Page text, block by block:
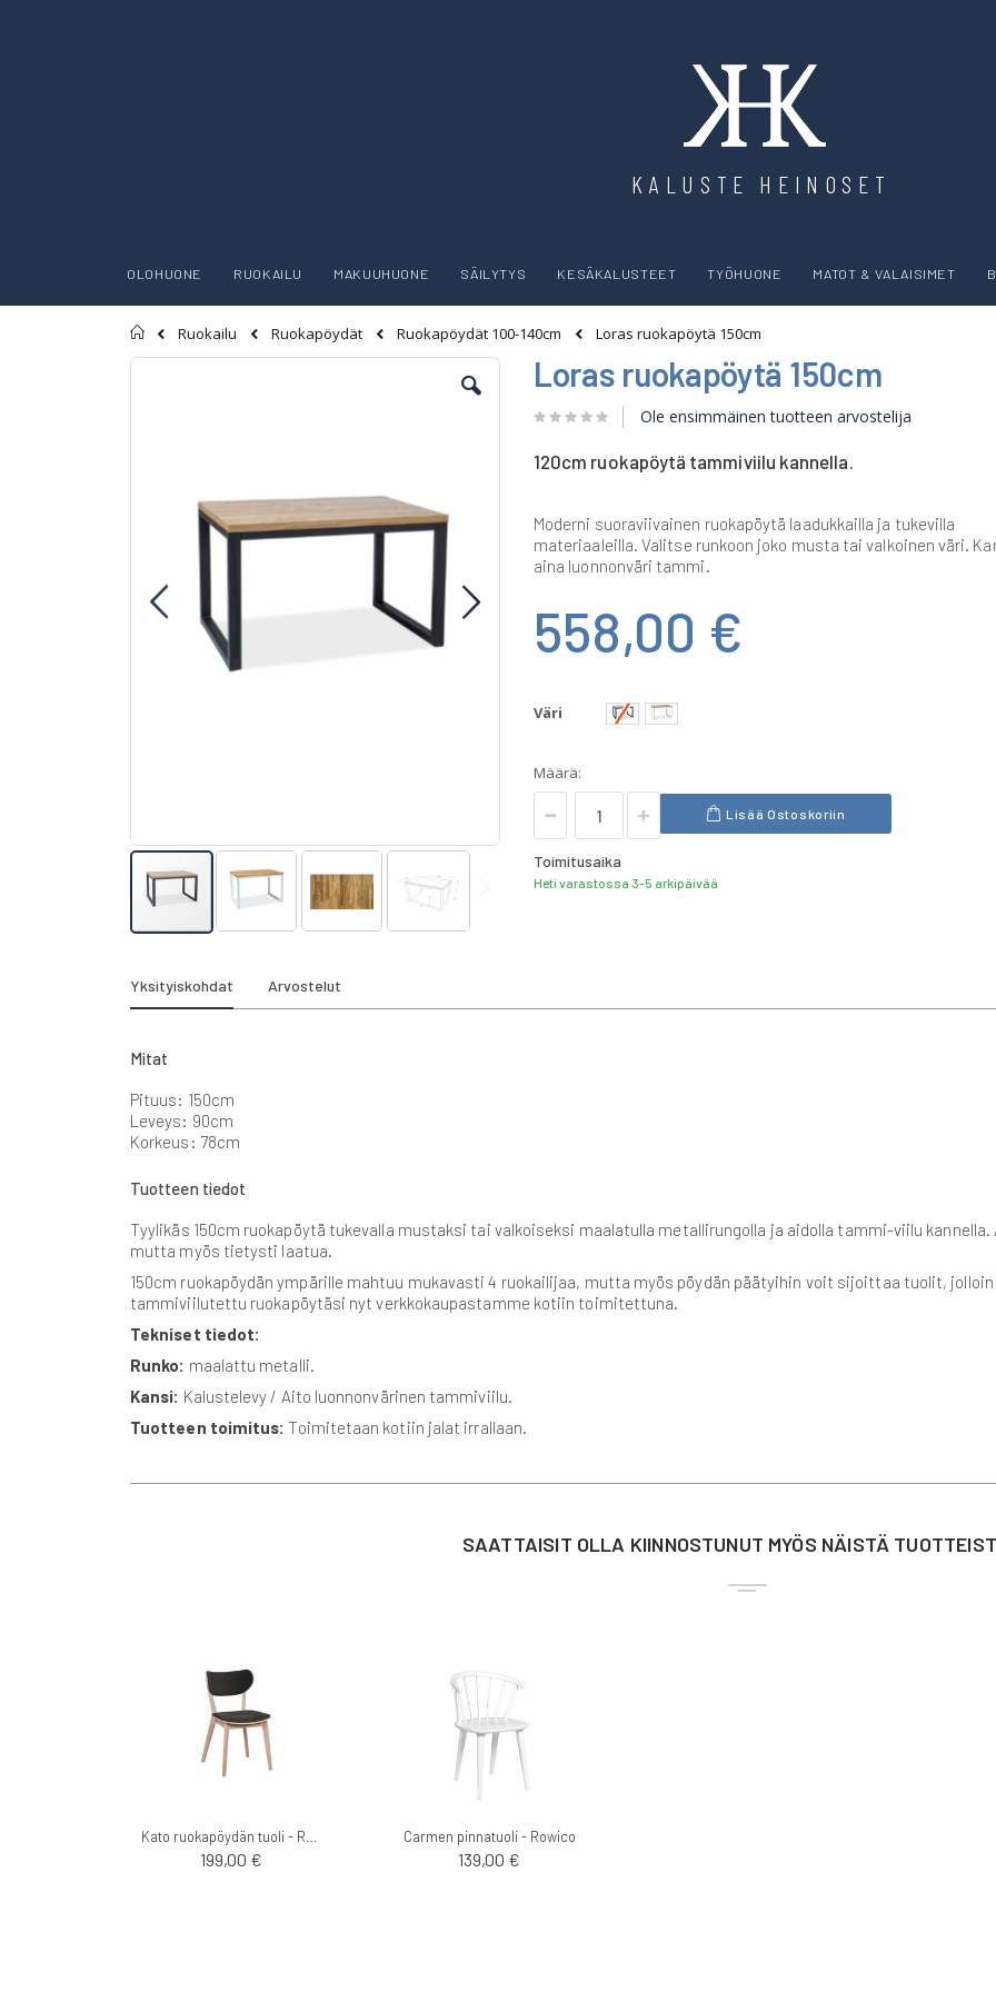
KALUSTE HEINOSET
OLOHUONE RUOKAILU MAKUUHUONE SÄILYTYS KESÄKALUSTEET TYÖHUONE MATOT & VALAISIMET
Etusivu
Ruokailu Ruokapöydät Ruokapöydät 100-140cm
Loras ruokapöytä 150cm
Skip
the
beginning
images
Loras ruokapöytä 150cm
Ole ensimmäinen tuotteen arvostelija
120cm ruokapöytä tammiviilu kannella.
Moderni suoraviivainen ruokapöytä laadukkailla ja tukevilla
materiaaleilla. Valitse runkoon joko musta tai valkoinen väri.
aina luonnonväri tammi.
558,00 €
Väri
Määrä:
Lisää Ostoskoriin
Toimitusaika
Heti varastossa 3-5 arkipäivää
Yksityiskohdat
Mitat
Pituus: 150cm
Leveys: 90cm
Korkeus: 78cm
Tuotteen tiedot
Tyylikäs 150cm ruokapöytä tukevalla mustaksi tai valkoiseksi maalatulla metallirungolla ja aidolla tammi-viilu
mutta myös tietysti laatua.
150cm ruokapöydän ympärille mahtuu mukavasti 4 ruokailijaa, mutta myös pöydän päätyihin voit sijoittaa tuolit,
tammiviilutettu ruokapöytäsi nyt verkkokaupastamme kotiin toimitettuna.
Tekniset tiedot:
Runko: maalattu metalli.
Kansi: Kalustelevy / Aito luonnonvärinen tammiviilu.
Tuotteen toimitus: Toimitetaan kotiin jalat irrallaan.
Arvostelut
SAATTAISIT OLLA KIINNOSTUNUT MYÖS NÄISTÄ
199,00 €
Carmen pinnatuoli - Rowico
139,00 €